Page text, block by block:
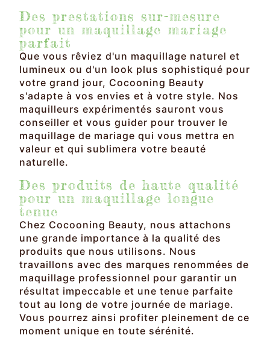
Des prestations sur-mesure
pour un maquillage mariage
parfait
Que vous rêviez d'un maquillage naturel et
lumineux ou d'un look plus sophistiqué pour
votre grand jour, Cocooning Beauty
s'adapte à vos envies et à votre style. Nos
maquilleurs expérimentés sauront vous
conseiller et vous guider pour trouver le
maquillage de mariage qui vous mettra en
valeur et qui sublimera votre beauté
naturelle.
Des produits de haute qualité
pour un maquillage longue
tenue
Chez Cocooning Beauty, nous attachons
une grande importance à la qualité des
produits que nous utilisons. Nous
travaillons avec des marques renommées de
maquillage professionnel pour garantir un
résultat impeccable et une tenue parfaite
tout au long de votre journée de mariage.
Vous pourrez ainsi profiter pleinement de ce
moment unique en toute sérénité.